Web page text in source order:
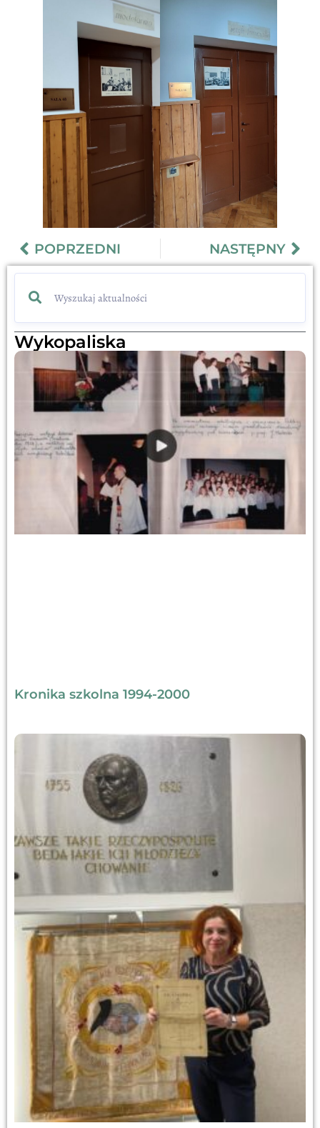
POPRZEDNI NASTĘPNY
Wykopaliska
Kronika szkolna 1994-2000